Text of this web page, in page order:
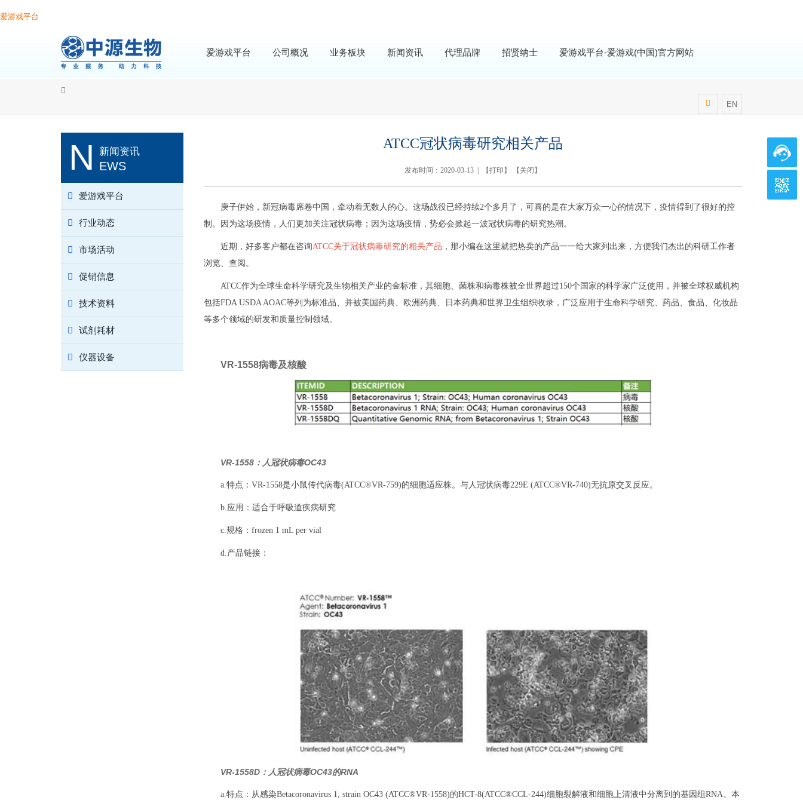
爱游戏平台
爱游戏平台 公司概况 业务板块 新闻资讯 代理品牌 招贤纳士 爱游戏平台-爱游戏(中国)官方网站
EN
N 新闻资讯
EWS
爱游戏平台
行业动态
市场活动
促销信息
技术资料
试剂耗材
仪器设备
ATCC冠状病毒研究相关产品
发布时间：2020-03-13 | 【打印 】 【 关闭 】
庚子伊始，新冠病毒席卷中国，牵动着无数人的心。这场战役已经持续2个多月了，可喜的是在大家万众一心的情况下，疫情得到了很好的控
制。因为这场疫情，人们更加关注冠状病毒；因为这场疫情，势必会掀起一波冠状病毒的研究热潮。
近期，好多客户都在咨询ATCC关于冠状病毒研究的相关产品 ，那小编在这里就把热卖的产品一一给大家列出来，方便我们杰出的科研工作者
浏览、查阅。
ATCC作为全球生命科学研究及生物相关产业的金标准，其细胞、菌株和病毒株被全世界超过150个国家的科学家广泛使用，并被全球权威机构
包括FDA USDA AOAC等列为标准品、并被美国药典、欧洲药典、日本药典和世界卫生组织收录，广泛应用于生命科学研究、药品、食品、化妆品
等多个领域的研发和质量控制领域。
VR-1558病毒及核酸
VR-1558：人冠状病毒OC43
a.特点：VR-1558是小鼠传代病毒(ATCC®VR-759)的细胞适应株。与人冠状病毒229E (ATCC®VR-740)无抗原交叉反应。
b.应用：适合于呼吸道疾病研究
c.规格：frozen 1 mL per vial
d.产品链接：
VR-1558D：人冠状病毒OC43的RNA
a.特点：从感染Betacoronavirus 1, strain OC43 (ATCC®VR-1558)的HCT-8(ATCC®CCL-244)细胞裂解液和细胞上清液中分离到的基因组RNA。本